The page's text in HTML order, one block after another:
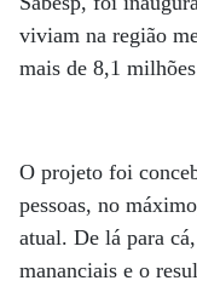
viviam na região
mais de 8,1
O projeto foi
pessoas, no
atual. De lá para
mananciais e o